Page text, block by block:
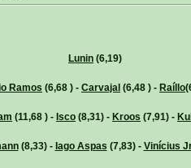
Lunin (6,19)
Ramos (6,68 ) - Carvajal (6,48 ) - Raíllo
(11,68 ) - Isco (8,31) - Kroos (7,91) -
(8,33) - Iago Aspas (7,83) - Vinícius